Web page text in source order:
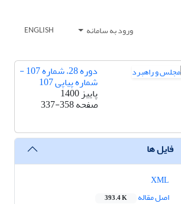
ورود به سامانه ENGLISH
دوره 28، شماره 107 -
شماره پیاپی 107
پاییز 1400
صفحه337-358
فایل ها
اصل مقاله
393.4 K